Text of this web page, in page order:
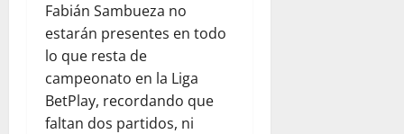
Fabián Sambueza no
estarán presentes en todo
lo que resta de
campeonato en la Liga
BetPlay, recordando que
faltan dos partidos, ni